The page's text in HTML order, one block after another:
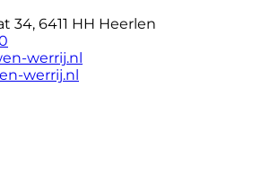
34, 6411 HH Heerlen
werrij.nl
werrij.nl